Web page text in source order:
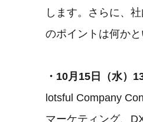
します。さらに、
のポイントは何か
・10月15日（水）
lotsful Company
マーケティング、